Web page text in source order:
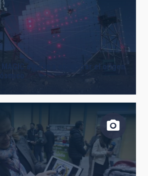
ayudan a encontrar el origen